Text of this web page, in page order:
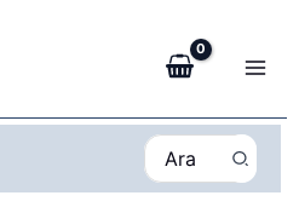
Search
for: